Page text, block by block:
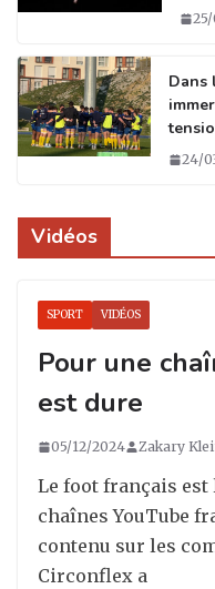
Dans
24/
Vidéos
SPORT VIDÉOS
Pour une
est dure
05/12/2024 Zakary
Le foot français est
chaînes YouTube
contenu sur les
Circonflex a